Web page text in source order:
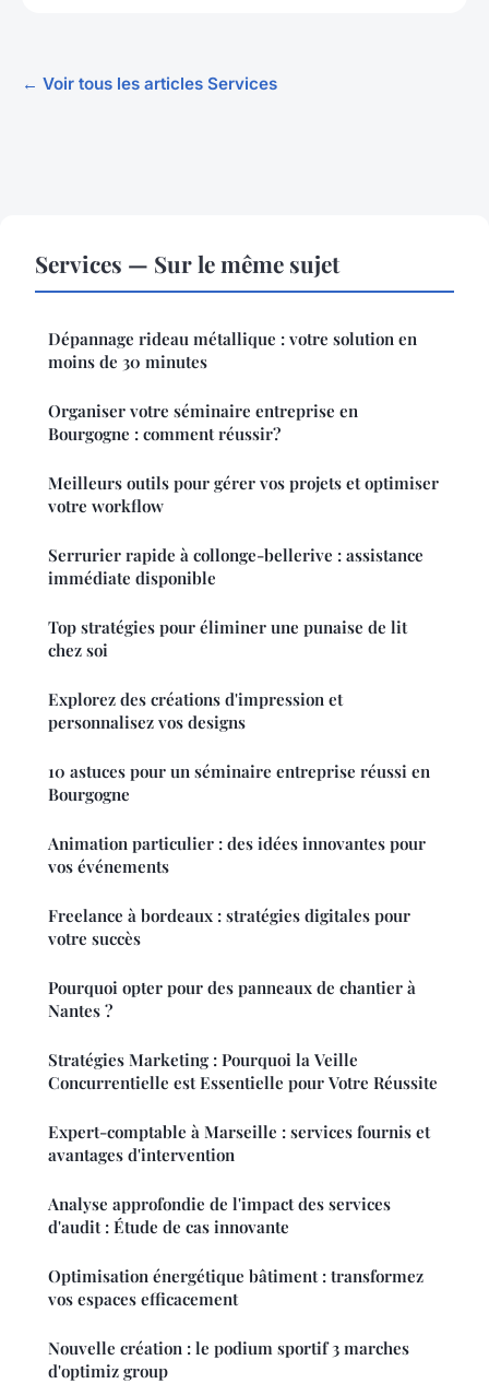
← Voir tous les articles Services
Services — Sur le même sujet
Dépannage rideau métallique : votre solution en
moins de 30 minutes
Organiser votre séminaire entreprise en
Bourgogne : comment réussir?
Meilleurs outils pour gérer vos projets et optimiser
votre workflow
Serrurier rapide à collonge-bellerive : assistance
immédiate disponible
Top stratégies pour éliminer une punaise de lit
chez soi
Explorez des créations d'impression et
personnalisez vos designs
10 astuces pour un séminaire entreprise réussi en
Bourgogne
Animation particulier : des idées innovantes pour
vos événements
Freelance à bordeaux : stratégies digitales pour
votre succès
Pourquoi opter pour des panneaux de chantier à
Nantes ?
Stratégies Marketing : Pourquoi la Veille
Concurrentielle est Essentielle pour Votre Réussite
Expert-comptable à Marseille : services fournis et
avantages d'intervention
Analyse approfondie de l'impact des services
d'audit : Étude de cas innovante
Optimisation énergétique bâtiment : transformez
vos espaces efficacement
Nouvelle création : le podium sportif 3 marches
d'optimiz group